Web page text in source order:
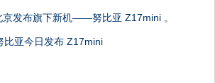
京发布旗下新机——努比亚 Z17mini 。